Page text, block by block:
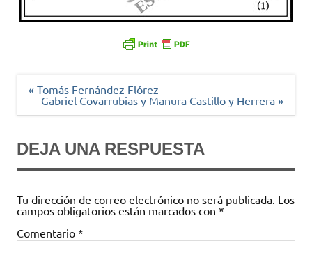
Navegación
« Tomás Fernández Flórez
Gabriel Covarrubias y Manura Castillo y Herrera »
DEJA UNA RESPUESTA
Tu dirección de correo electrónico no será publicada. Los
campos obligatorios están marcados con *
Comentario *